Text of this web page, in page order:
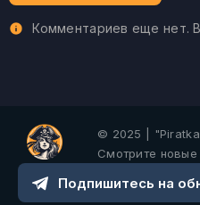
Комментариев еще нет.
© 2025 |
Смотрите
Подпишитесь на